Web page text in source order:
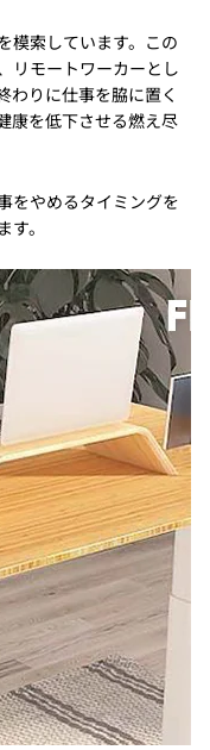
模索しています。この
リモートワーカーとし
わりに仕事を脇に置く
康を低下させる燃え尽
をやめるタイミングを
。